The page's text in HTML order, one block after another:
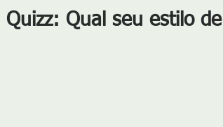
Quizz: Qual seu estilo